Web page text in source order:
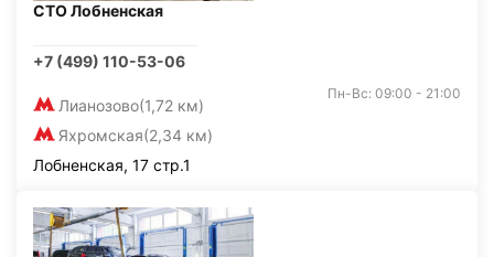
СТО Лобненская
+7 (499) 110-53-06
Лианозово(1,72 км)
Яхромская(2,34 км)
Пн-Вс: 09:00 - 21:00
Лобненская, 17 стр.1